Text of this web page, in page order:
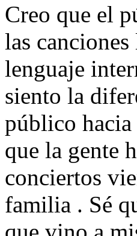
Creo que el
las
lenguaje
siento la
público hacia
que la gente
conciertos
familia . Sé